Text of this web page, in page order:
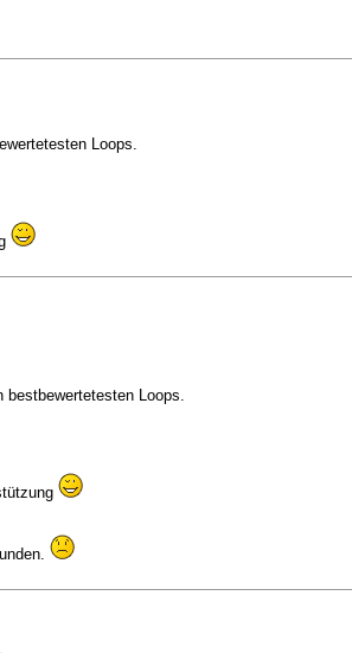
Loops.
bestbewertetesten Loops.